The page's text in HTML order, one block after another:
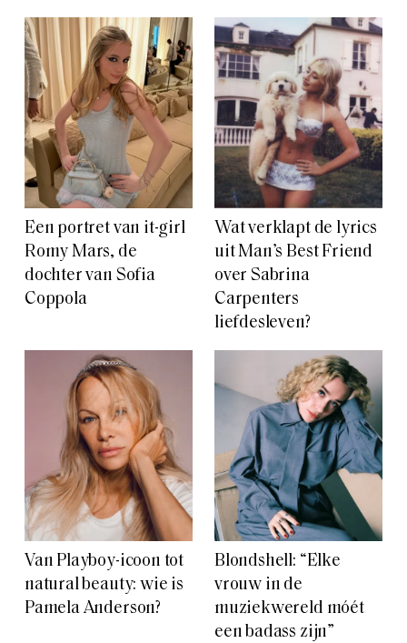
Een portret van it-girl
Romy Mars, de
dochter van Sofia
Coppola
Wat verklapt de lyrics
uit Man’s Best Friend
over Sabrina
Carpenters
liefdesleven?
Van Playboy-icoon tot
natural beauty: wie is
Pamela Anderson?
Blondshell: “Elke
vrouw in de
muziekwereld móét
een badass zijn”